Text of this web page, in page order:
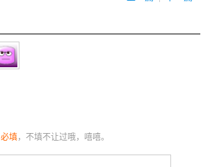
必填，不填不让过哦，嘻嘻。